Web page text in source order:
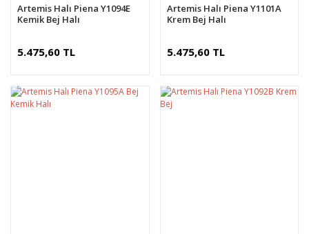
Artemis Halı Piena Y1094E
Kemik Bej Halı
5.475,60 TL
Artemis Halı Piena Y1101A
Krem Bej Halı
5.475,60 TL